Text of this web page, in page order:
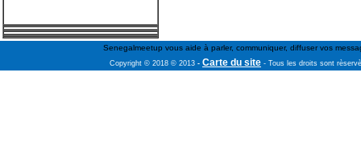
Senegalmeetup vous aide à parler, communiquer, diffuser vos
Copyright © 2018 © 2013 - Carte du site - Tous les droits sont